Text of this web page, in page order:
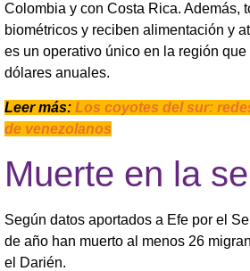
Colombia y con Costa Rica. Además,
biométricos y reciben alimentación y
es un operativo único en la región
dólares anuales.
Leer más: Los coyotes del sur:
de venezolanos
Muerte en la
Según datos aportados a Efe por el
de año han muerto al menos 26
el Darién.